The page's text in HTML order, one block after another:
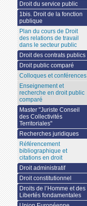
Droit du service public
1bis. Droit de la fonction
publique
Plan du cours de Droit
des relations de travail
dans le secteur public
Droit des contrats publics
Droit public comparé
Colloques et conférences
Enseignement et
recherche en droit public
comparé
Master "Juriste Conseil
des Collectivités
Territoriales"
Recherches juridiques
Référencement
bibliographique et
citations en droit
Droit administratif
Droit constitutionnel
Droits de l’Homme et des
Libertés fondamentales